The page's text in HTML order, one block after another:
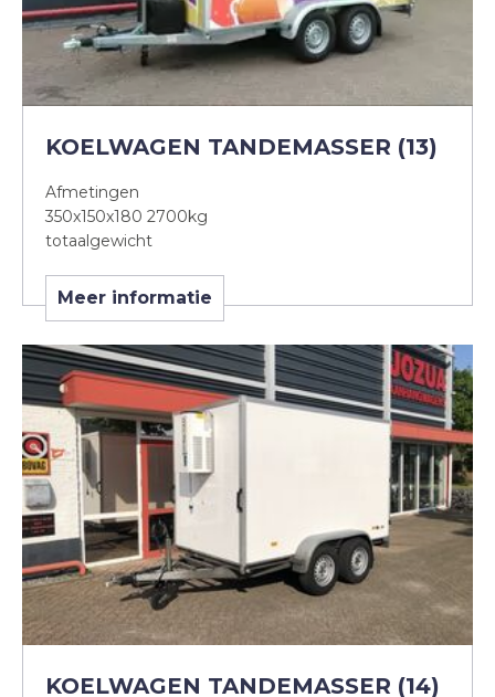
KOELWAGEN TANDEMASSER (13)
Afmetingen
350x150x180 2700kg
totaalgewicht
Meer informatie
KOELWAGEN TANDEMASSER (14)